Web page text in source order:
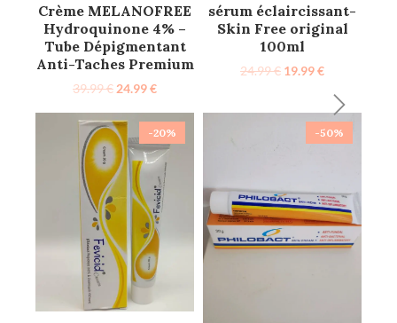
Crème MELANOFREE
Hydroquinone 4% –
Tube Dépigmentant
Anti-Taches Premium
39.99€ 24.99€
sérum éclaircissant-
Skin Free original
100ml
24.99€ 19.99€
-20% -50%